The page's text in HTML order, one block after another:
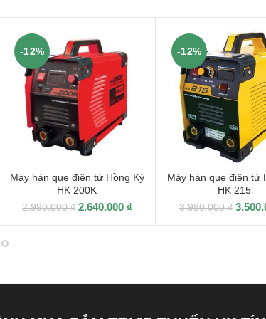
-12%
Máy hàn que điện tử Hồng Ký
HK 200K
2.990.000₫ 2.640.000 ₫
-12%
Máy hàn que điện tử
HK 215
3.980.000₫